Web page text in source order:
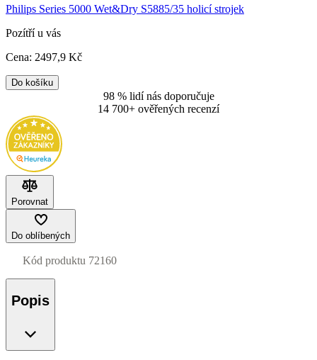
Philips Series 5000 Wet&Dry S5885/35 holicí strojek
Pozítří u vás
Cena: 2497,9 Kč
Do košíku
98 % lidí nás doporučuje
14 700+ ověřených recenzí
Porovnat
Do oblíbených
Kód produktu 72160
Popis